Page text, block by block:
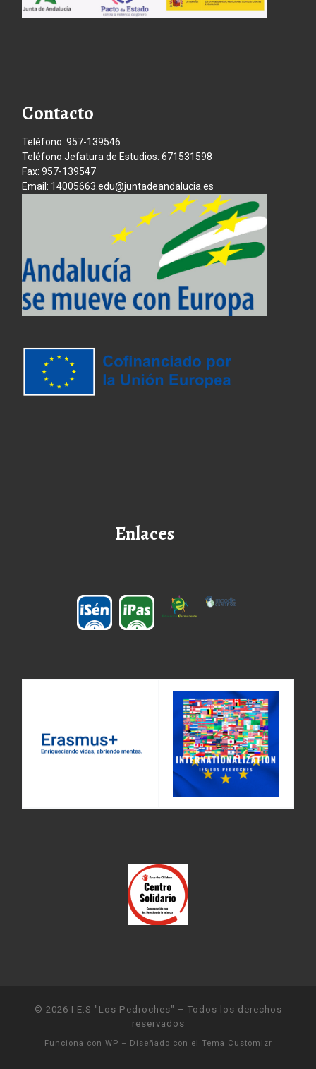
Contacto
Teléfono: 957-139546
Teléfono Jefatura de Estudios: 671531598
Fax: 957-139547
Email: 14005663.edu@juntadeandalucia.es
Enlaces
© 2026 I.E.S "Los Pedroches" – Todos los derechos
reservados
Funciona con WP – Diseñado con el Tema Customizr